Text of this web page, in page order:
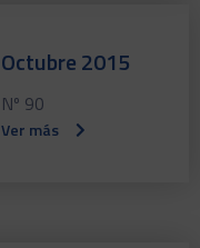
Octubre 2015
Nº 90
Ver más